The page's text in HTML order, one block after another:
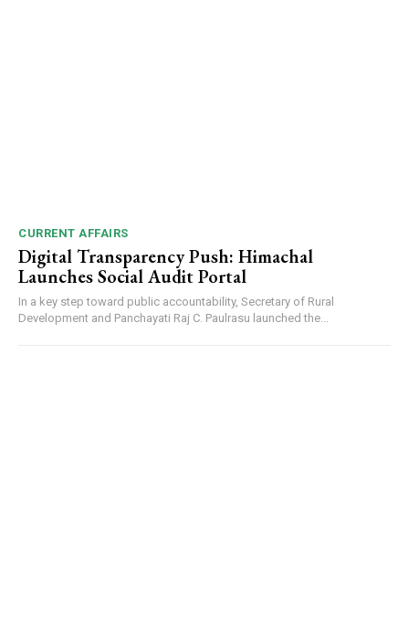
CURRENT AFFAIRS
Digital Transparency Push: Himachal
Launches Social Audit Portal
In a key step toward public accountability, Secretary of Rural
Development and Panchayati Raj C. Paulrasu launched the...